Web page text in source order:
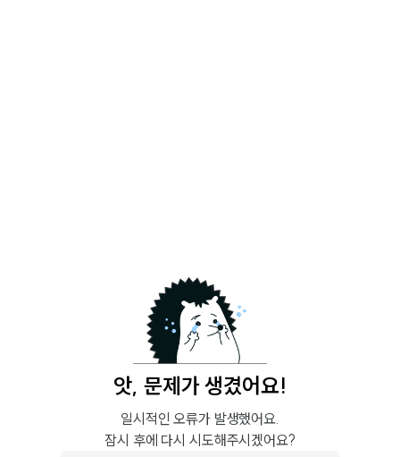
앗, 문제가 생겼어요!
일시적인 오류가 발생했어요.
잠시 후에 다시 시도해주시겠어요?